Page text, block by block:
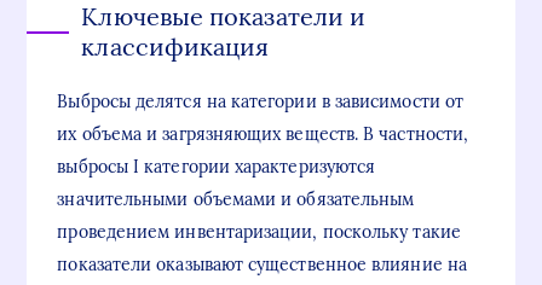
Ключевые показатели и
классификация
Выбросы делятся на категории в зависимости от
их объема и загрязняющих веществ. В частности,
выбросы I категории характеризуются
значительными объемами и обязательным
проведением инвентаризации, поскольку такие
показатели оказывают существенное влияние на